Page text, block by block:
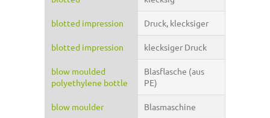
blotted impression Druck, klecksiger
blotted impression klecksiger Druck
blow moulded
polyethylene bottle
Blasflasche (aus
PE)
blow moulder Blasmaschine